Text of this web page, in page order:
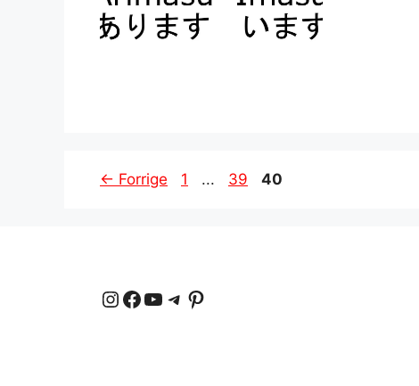
← Forrige Side
1 ... Side
39 Side
40
Instagram Facebook YouTube Telegram Pinterest